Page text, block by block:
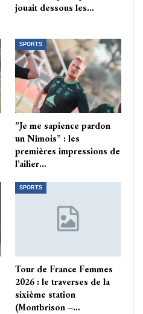
jouait dessous les…
SPORTS
”Je me sapience pardon
un Nîmois” : les
premières impressions de
l’ailier…
SPORTS
Tour de France Femmes
2026 : le traverses de la
sixième station
(Montbrison –…